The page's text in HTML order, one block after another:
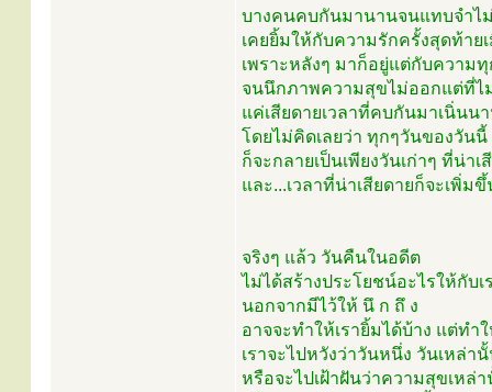
บางคนคบกันมานานจนแทบจำไ
เคยยิ้มให้กับความรักครั้งสุดท้าย
เพราะหลังๆ มาก็อยู่แต่กับความ
จนนึกภาพความสุขไม่ออกแต่ที่ไม่
แค่เสียดายเวลาที่คบกันมาเนิ่นน
โดยไม่คิดเลยว่า ทุกๆวันของวัน
ก็จะกลายเป็นเพียงวันเก่าๆ ที่น่าเ
และ...เวลาที่น่าเสียดายก็จะเพิ่มขึ้
จริงๆ แล้ว วันคืนในอดีต
ไม่ได้สร้างประโยชน์อะไรให้กับเ
นอกจากมีไว้ให้ นึ ก ถึ ง
อาจจะทำให้เรายิ้มได้บ้าง แต่ทำ
เราจะไปหวังว่าวันหนึ่ง วันเหล่า
หรือจะไปเฝ้าฝันว่าความสุขเหล่